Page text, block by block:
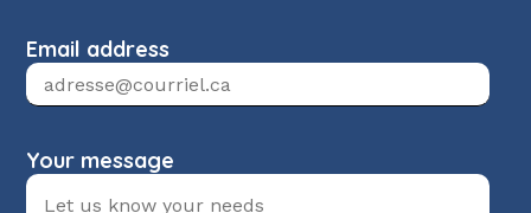
Email address
Your message